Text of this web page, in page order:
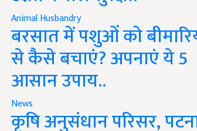
Animal Husbandry
बरसात में पशुओं को
से कैसे बचाएं? अपनाएं ये 5
आसान उपाय..
News
कृषि अनुसंधान परिसर,